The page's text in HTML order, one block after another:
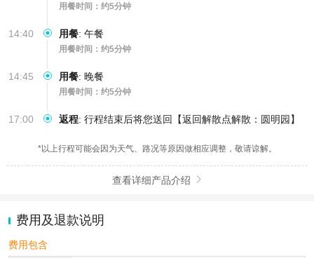
用餐时间：约5分钟
14:40 用餐: 午餐
用餐时间：约5分钟
14:45 用餐: 晚餐
用餐时间：约5分钟
17:00 返程: 行程结束后将您送回【返回解散点解散：圆明园】
*以上行程可能会因为天气、路况等原因做相应调整，敬请谅解。
查看详细产品介绍 
费用及退款说明
费用包含